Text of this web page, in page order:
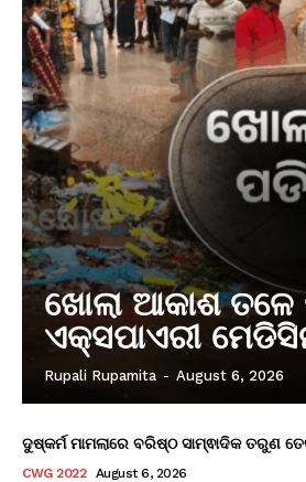
ଖୋଲା ଆକାଶ
ଏକ୍ସପାଏରୀ
Rupali Rupamita - August 6, 2026
ଦୁଷ୍କର୍ମ ମାମଲାରେ ବରିଷ୍ଠ ସାମ୍ଵାଦିକ ତରୁଣ
CWG 2022 August 6, 2026